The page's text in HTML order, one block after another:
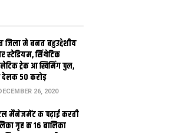
जिला मे बनत बहुउद्देशीय
स्‍टेडि‍यम, सिंथेटिक
ट्रेक आ स्विमिंग पुल,
देलक 50 करोड़
26, 2020
मैनेजमेंट क पढ़ाई करती
गृह क 16 बालिका